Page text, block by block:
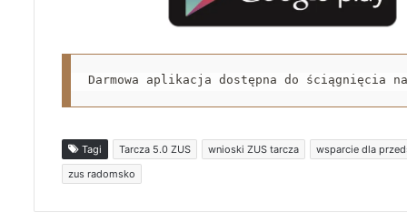
Darmowa aplikacja dostępna do ściągnięcia
Tagi Tarcza 5.0 ZUS wnioski ZUS tarcza wsparcie dla
zus radomsko